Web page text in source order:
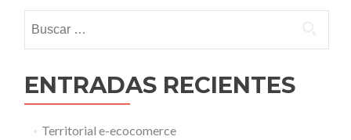
ENTRADAS RECIENTES
Territorial e-ecocomerce